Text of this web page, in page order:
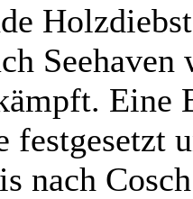
Eine
festgesetzt
nach